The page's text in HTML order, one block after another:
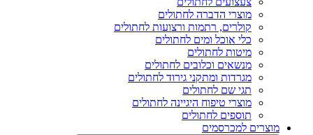
מוצרי הדברה לחתולים
קולרים, רתמות ורצועות לחתולים
כלי אוכל ומים לחתולים
מיטות לחתולים
מנשאים וכלובים לחתולים
מגרדות ומתקני גירוד לחתולים
תגי שם לחתולים
מוצרי טיפוח היגיינה לחתולים
תוספים לחתולים
מוצרים למכרסמים